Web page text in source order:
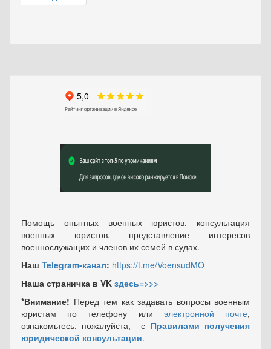
Помощь опытных военных юристов, консультация
военных юристов, представление интересов
военнослужащих и членов их семей в судах.
Наш Telegram-канал: https://t.me/VoensudMO
Наша страничка в VK здесь=>>>
*Внимание! Перед тем как задавать вопросы военным
юристам по телефону или электронной почте,
ознакомьтесь, пожалуйста, с Правилами получения
юридической консультации.